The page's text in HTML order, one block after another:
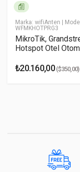
Yorumu Gönder
Marka: wifiAnten |
WFMKHOTPRG3
MikroTik,
Hotspot Otel
₺20.160,00